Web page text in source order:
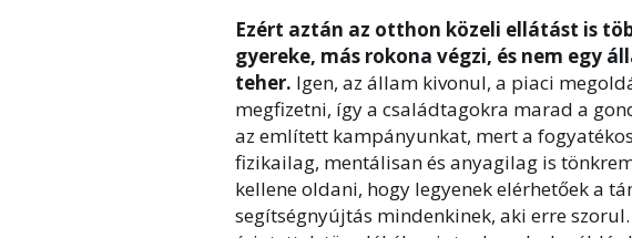
Ezért aztán az otthon közeli ellátást is
gyereke, más rokona végzi, és nem egy
teher. Igen, az állam kivonul, a piaci
megfizetni, így a családtagokra marad a
az említett kampányunkat, mert a
fizikailag, mentálisan és anyagilag is
kellene oldani, hogy legyenek elérhetőek a
segítségnyújtás mindenkinek, aki erre